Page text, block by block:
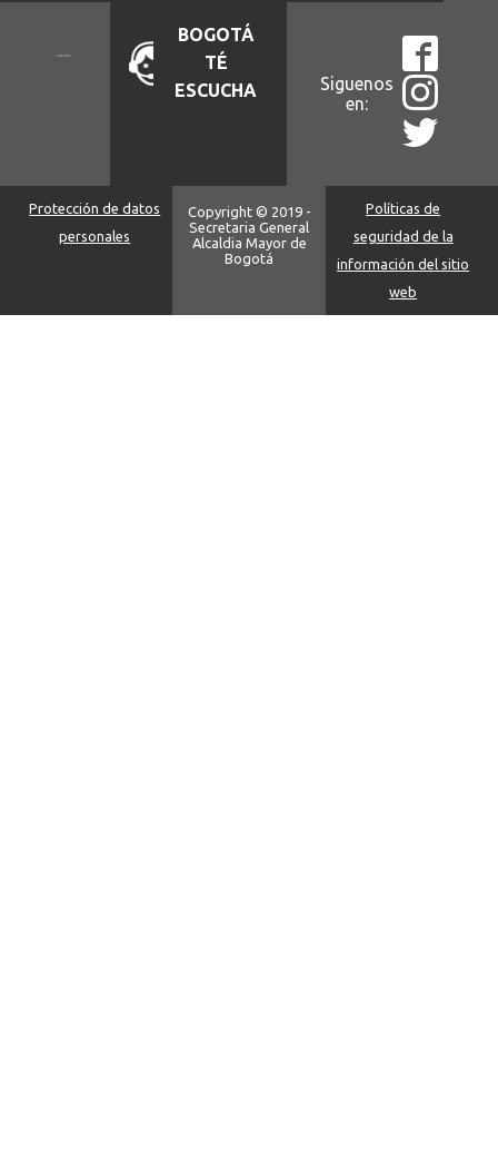
BOGOTÁ
TÉ
ESCUCHA
Siguenos
en:
Protección de datos
personales
Copyright © 2019 -
Secretaria General
Alcaldia Mayor de
Bogotá
Políticas de
seguridad de la
información del sitio
web